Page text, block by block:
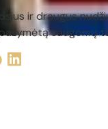
ir draugus
saugomų